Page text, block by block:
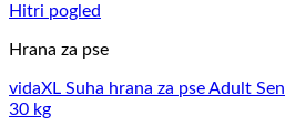
Hitri pogled
Hrana za pse
vidaXL Suha hrana za pse Adult
30 kg